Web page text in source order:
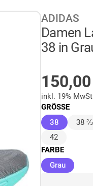
ADIDAS
Damen
38 in
150,00
inkl. 19%
GRÖSSE
38
38 ⅔
42
FARBE
Grau